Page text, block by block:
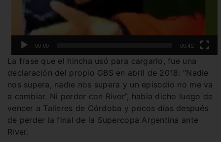
00:00 00:42
La frase que el hincha usó para cargarlo, fue una
declaración del propio GBS en abril de 2018: “Nadie
nos supera, nadie nos supera y un episodio no me va
a cambiar. Ni perder con River”, había dicho luego de
vencer a Talleres de Córdoba y pocos días después
de perder la final de la Supercopa Argentina ante
River.